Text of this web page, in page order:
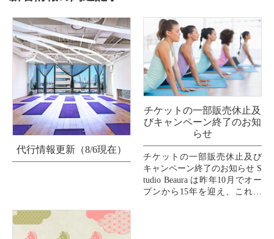
代行情報更新（8/6現在）
チケットの一部販売休止及
びキャンペーン終了のお知
らせ
チケットの一部販売休止及び
キャンペーン終了のお知らせ S
tudio Beaura は昨年10月でオー
プンから15年を迎え、これま